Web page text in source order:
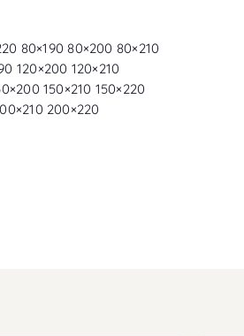
80×190 80×200 80×210
120×200 120×210
150×210 150×220
200×220